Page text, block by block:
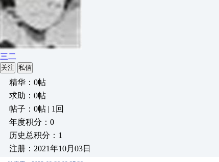
ㅤ三二
关注 私信
精华：0帖
求助：0帖
帖子：0帖 | 1回
年度积分：0
历史总积分：1
注册：2021年10月03日